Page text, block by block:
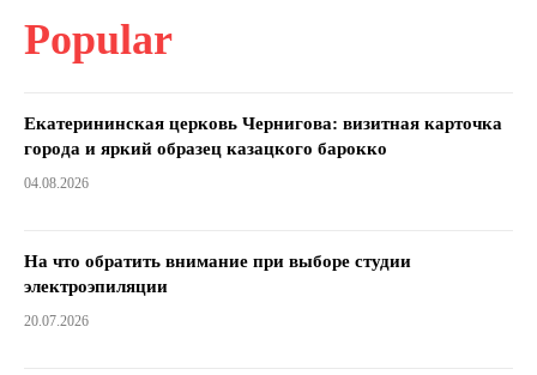
Popular
Екатерининская церковь Чернигова: визитная карточка
города и яркий образец казацкого барокко
04.08.2026
На что обратить внимание при выборе студии
электроэпиляции
20.07.2026